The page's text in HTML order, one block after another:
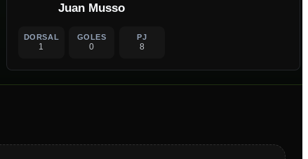
Juan Musso
DORSAL
1
GOLES
0
PJ
8